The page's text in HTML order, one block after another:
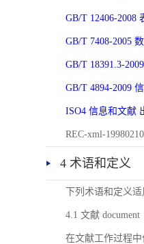
GB/T 12406-2008
GB/T 7408-2005
GB/T 18391.3-
GB/T 4894-2009
ISO4 信息和文献
REC-xml-
4 术语和定义
下列术语和定义
4.1 文献 document
在文献工作过程